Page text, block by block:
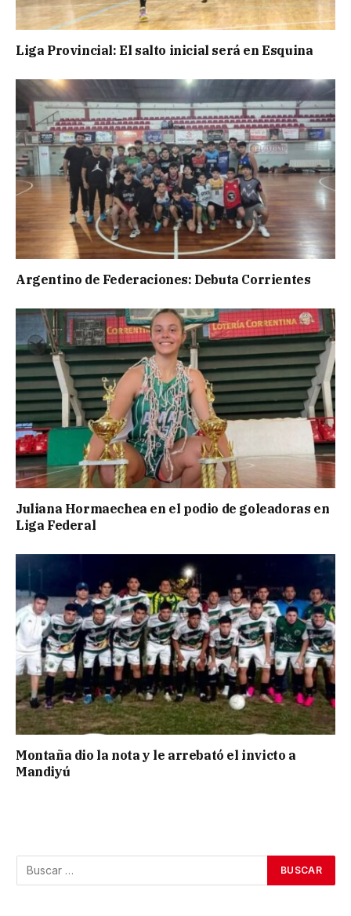
Liga Provincial: El salto inicial será en Esquina
Argentino de Federaciones: Debuta Corrientes
Juliana Hormaechea en el podio de goleadoras en
Liga Federal
Montaña dio la nota y le arrebató el invicto a
Mandiyú